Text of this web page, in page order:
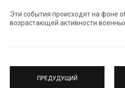
Эти события происходят на фоне
возрастающей активности
ПРЕДУДУЩИЙ